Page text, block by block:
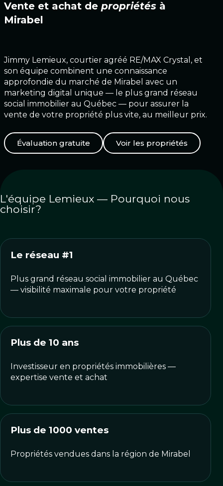
Vente et achat de propriétés à
Mirabel
Jimmy Lemieux, courtier agréé RE/MAX Crystal, et
son équipe combinent une connaissance
approfondie du marché de Mirabel avec un
marketing digital unique — le plus grand réseau
social immobilier au Québec — pour assurer la
vente de votre propriété plus vite, au meilleur prix.
Évaluation gratuite Voir les propriétés
L'équipe Lemieux — Pourquoi nous
choisir?
Le réseau #1
Plus grand réseau social immobilier au Québec
— visibilité maximale pour votre propriété
Plus de 10 ans
Investisseur en propriétés immobilières —
expertise vente et achat
Plus de 1000 ventes
Propriétés vendues dans la région de Mirabel